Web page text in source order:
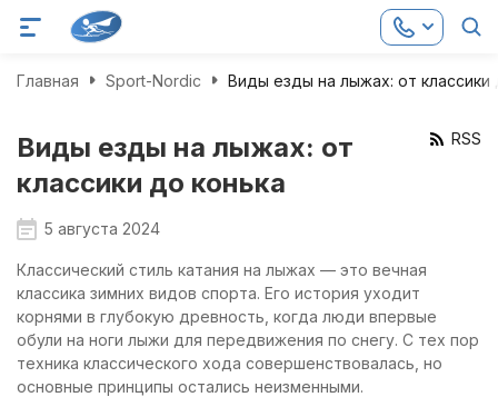
Главная Sport-Nordic Виды езды на лыжах: от классики
Виды езды на лыжах: от
классики до конька
RSS
5 августа 2024
Классический стиль катания на лыжах — это вечная
классика зимних видов спорта. Его история уходит
корнями в глубокую древность, когда люди впервые
обули на ноги лыжи для передвижения по снегу. С тех пор
техника классического хода совершенствовалась, но
основные принципы остались неизменными.